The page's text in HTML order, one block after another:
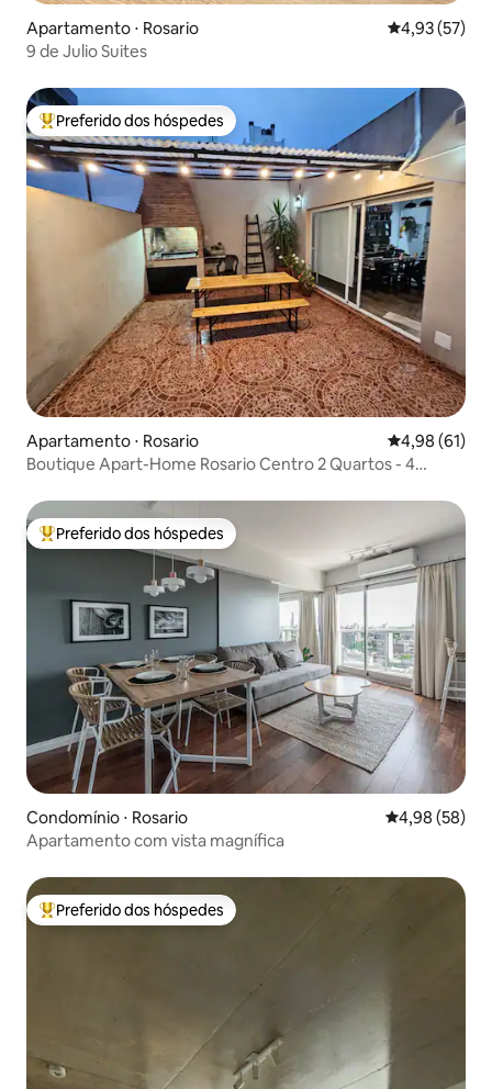
Apartamento ⋅ Rosario 4,93 de uma
4,93 (57)
9 de Julio Suites
Entre os melhores preferidos dos hóspedes
Preferido dos hóspedes
Apartamento ⋅ Rosario 4,98 de uma
4,98 (61)
Boutique Apart-Home Rosario Centro 2 Quartos - 4
Entre os melhores preferidos dos hóspedes
Preferido dos hóspedes
Condomínio ⋅ Rosario 4,98 de uma
4,98 (58)
Apartamento com vista magnífica
Entre os melhores preferidos dos hóspedes
Preferido dos hóspedes